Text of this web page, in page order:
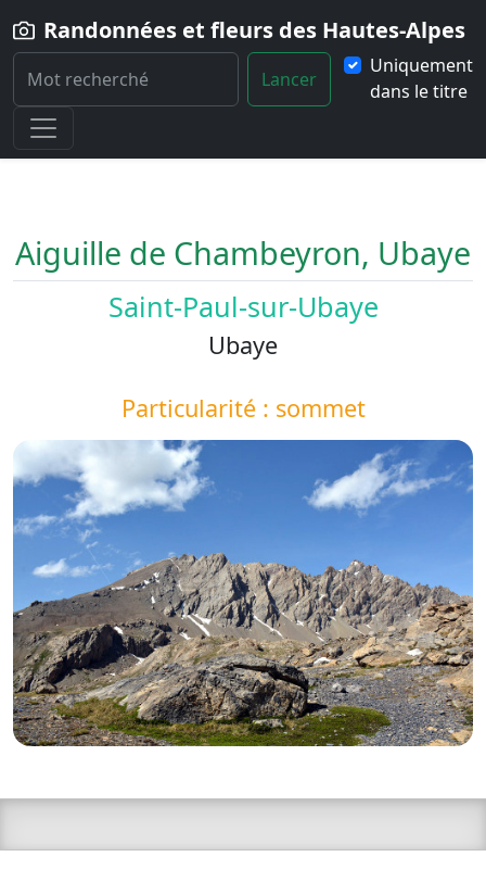
Randonnées et fleurs des Hautes-Alpes
Lancer
Uniquement
dans le titre
Home
Paysage Aiguille-de-Chambeyron-Ubaye
Aiguille de Chambeyron, Ubaye
Saint-Paul-sur-Ubaye
Ubaye
Particularité : sommet